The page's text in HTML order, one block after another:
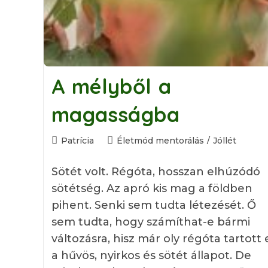
A mélyből a
magasságba
PostPatrícia
PostÉletmód mentorálás / Jóllét
Sötét volt. Régóta, hosszan elhúzódó
sötétség. Az apró kis mag a földben
pihent. Senki sem tudta létezését. Ő
sem tudta, hogy számíthat-e bármi
változásra, hisz már oly régóta tartott
a hűvös, nyirkos és sötét állapot. De